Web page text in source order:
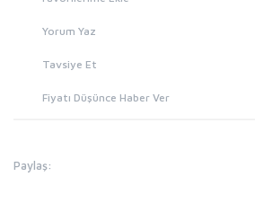
Yorum Yaz
Tavsiye Et
Fiyatı Düşünce Haber Ver
Paylaş: